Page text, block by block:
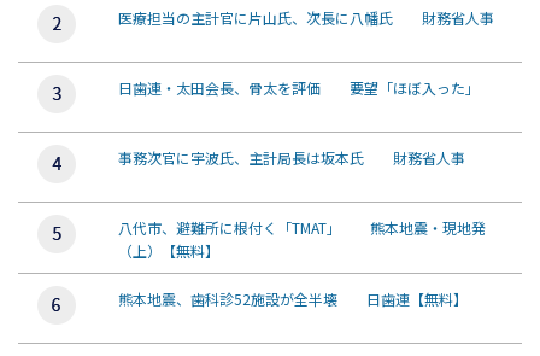
医療担当の主計官に片山氏、次長に八幡氏 財務省人事
日歯連・太田会長、骨太を評価 要望「ほぼ入った」
事務次官に宇波氏、主計局長は坂本氏 財務省人事
八代市、避難所に根付く「TMAT」 熊本地震・現地発
（上）【無料】
熊本地震、歯科診52施設が全半壊 日歯連【無料】